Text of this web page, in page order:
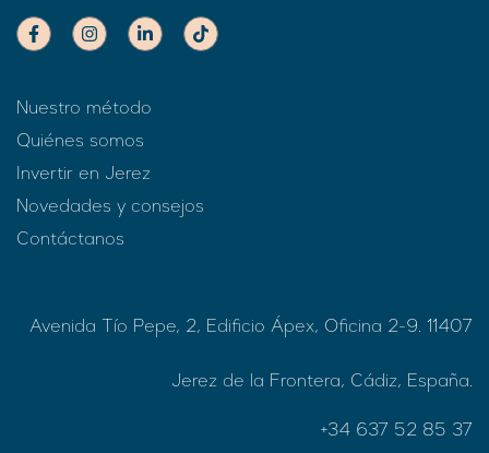
Nuestro método
Quiénes somos
Invertir en Jerez
Novedades y consejos
Contáctanos
Avenida Tío Pepe, 2, Edificio Ápex, Oficina 2-9. 11407
Jerez de la Frontera, Cádiz, España.
+34 637 52 85 37